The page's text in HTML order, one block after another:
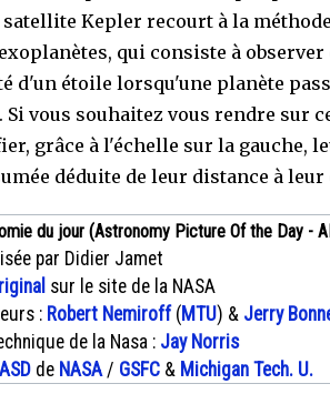
Kepler recourt à la
qui consiste à
d'un étoile lorsqu'une planète
Si vous souhaitez vous rendre sur
grâce à l'échelle sur la gauche,
déduite de leur distance à leur
du jour (Astronomy Picture Of the Day -
par Didier Jamet
sur le site de la NASA
: Robert Nemiroff(MTU) & Jerry
de la Nasa : Jay Norris
ASD de NASA / GSFC & Michigan Tech. U.